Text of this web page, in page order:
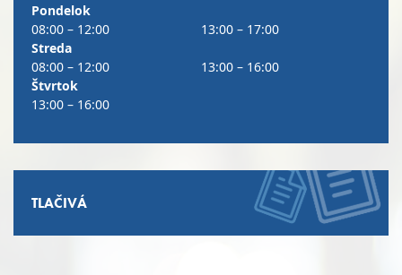
Pondelok
08:00 – 12:00
13:00 – 17:00
Streda
08:00 – 12:00
13:00 – 16:00
Štvrtok
13:00 – 16:00
TLAČIVÁ